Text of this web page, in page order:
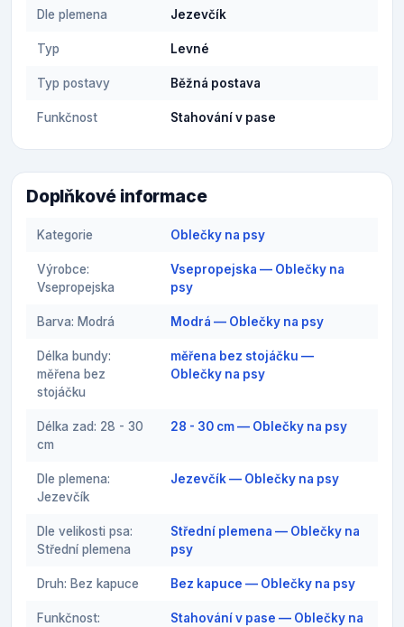
Dle plemena Jezevčík
Typ Levné
Typ postavy Běžná postava
Funkčnost Stahování v pase
Doplňkové informace
Kategorie Oblečky na psy
Výrobce:
Vsepropejska
Vsepropejska — Oblečky na
psy
Barva: Modrá Modrá — Oblečky na psy
Délka bundy:
měřena bez
stojáčku
měřena bez stojáčku —
Oblečky na psy
Délka zad: 28 - 30
cm
28 - 30 cm — Oblečky na psy
Dle plemena:
Jezevčík
Jezevčík — Oblečky na psy
Dle velikosti psa:
Střední plemena
Střední plemena — Oblečky na
psy
Druh: Bez kapuce Bez kapuce — Oblečky na psy
Funkčnost:
Stahování v pase — Oblečky na